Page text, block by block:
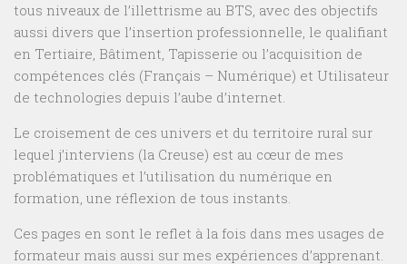
tous niveaux de l’illettrisme au BTS, avec des objectifs
aussi divers que l’insertion professionnelle, le qualifiant
en Tertiaire, Bâtiment, Tapisserie ou l’acquisition de
compétences clés (Français – Numérique) et Utilisateur
de technologies depuis l’aube d’internet.
Le croisement de ces univers et du territoire rural sur
lequel j’interviens (la Creuse) est au cœur de mes
problématiques et l’utilisation du numérique en
formation, une réflexion de tous instants.
Ces pages en sont le reflet à la fois dans mes usages de
formateur mais aussi sur mes expériences d’apprenant.